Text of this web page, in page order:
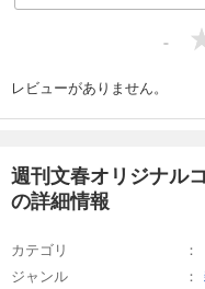
-
レビューがありません。
週刊文春オリジナル
の詳細情報
カテゴリ
ジャンル